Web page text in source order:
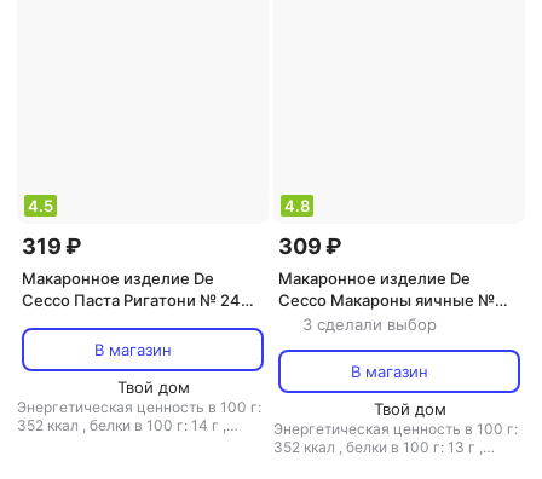
4.5
319 ₽
Макаронное изделие De
Cecco Паста Ригатони № 24
В магазин
Твой дом
Энергетическая ценность в 100 г:
352 ккал , белки в 100 г: 14 г ,
4.8
309 ₽
Макаронное изделие De
Cecco Макароны яичные №
103 Fettuccine 250 г
3 сделали выбор
В магазин
Твой дом
Энергетическая ценность в 100 г:
352 ккал , белки в 100 г: 13 г ,